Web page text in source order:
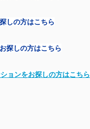
しの方はこちら
探しの方はこちら
ョンをお探しの方はこちら